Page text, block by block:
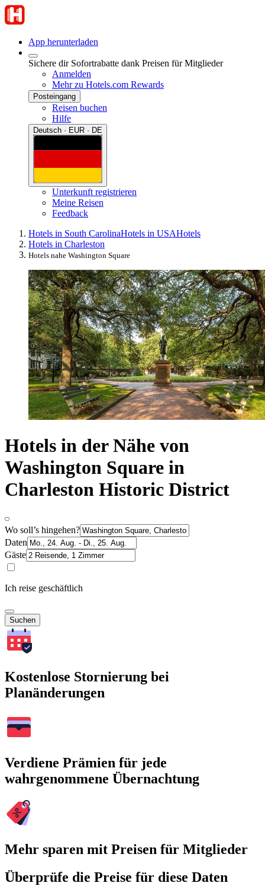
App herunterladen
Sichere dir Sofortrabatte dank Preisen für Mitglieder
Anmelden
Mehr zu Hotels.com Rewards
Posteingang
Reisen buchen
Hilfe
Deutsch · EUR · DE
Unterkunft registrieren
Meine Reisen
Feedback
Hotels in South CarolinaHotels in USAHotels
Hotels in Charleston
Hotels nahe Washington Square
Hotels in der Nähe von
Washington Square in
Charleston Historic District
Wo soll’s hingehen?
Daten
Gäste
Ich reise geschäftlich
Suchen
Kostenlose Stornierung bei
Planänderungen
Verdiene Prämien für jede
wahrgenommene Übernachtung
Mehr sparen mit Preisen für Mitglieder
Überprüfe die Preise für diese Daten